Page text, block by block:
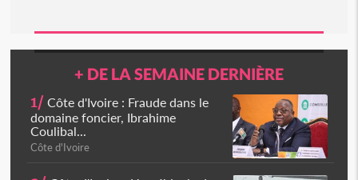
+ DE LA SEMAINE DERNIÈRE
1/ Côte d'Ivoire : Fraude dans le
domaine foncier, Ibrahime
Coulibal...
Côte d'Ivoire